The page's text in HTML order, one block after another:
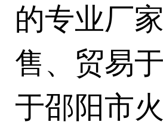
的专业厂
售、贸易
于邵阳市